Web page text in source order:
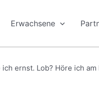
Erwachsene
ich ernst. Lob? Höre ich